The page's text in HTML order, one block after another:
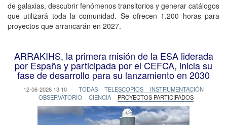
de galaxias, descubrir fenómenos transitorios y generar catálogos
que utilizará toda la comunidad. Se ofrecen 1.200 horas para
proyectos que arrancarán en 2027.
ARRAKIHS, la primera misión de la ESA liderada
por España y participada por el CEFCA, inicia su
fase de desarrollo para su lanzamiento en 2030
12-06-2026 13:10 TODAS TELESCOPIOS
INSTRUMENTACIÓN
OBSERVATORIO
CIENCIA PROYECTOS PARTICIPADOS